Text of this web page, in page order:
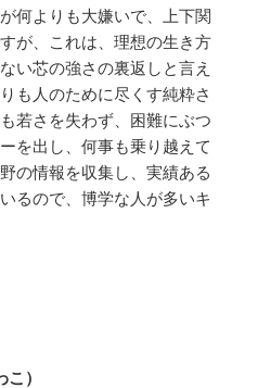
何よりも大嫌いで、上下関
が、これは、理想の生き方
い芯の強さの裏返しと言え
も人のために尽くす純粋さ
若さを失わず、困難にぶつ
を出し、何事も乗り越えて
の情報を収集し、実績ある
るので、博学な人が多いキ
）